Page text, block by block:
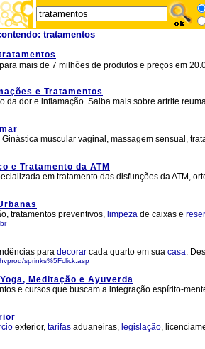
tratamentos
mais de 7 milhões de produtos e preços em
e Tratamentos
da dor e inflamação. Saiba mais sobre artrite
muscular vaginal, massagem sensual,
e Tratamento da ATM
em tratamento das disfunções da ATM,
tratamentos preventivos, limpeza de caixas e
para decorar cada quarto em sua casa.
sprinks%5Fclick.asp
Meditação e Ayuverda
e cursos que buscam a integração espírito-
exterior, tarifas aduaneiras, legislação,